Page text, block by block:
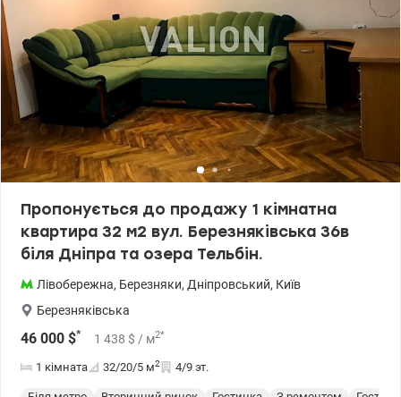
Пропонується до продажу 1 кімнатна
квартира 32 м2 вул. Березняківська 36в
біля Дніпра та озера Тельбін.
Лівобережна, Березняки, Дніпровський, Київ
Березняківська
46 000 $* 1 438 $ / м2*
1 кімната 32/20/5 м2 4/9 эт.